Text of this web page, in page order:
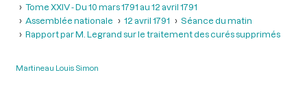
Tome XXIV - Du 10 mars 1791 au 12 avril 1791
Assemblée nationale
12 avril 1791
Séance du matin
Rapport par M. Legrand sur le traitement des curés supprimés
Martineau Louis Simon